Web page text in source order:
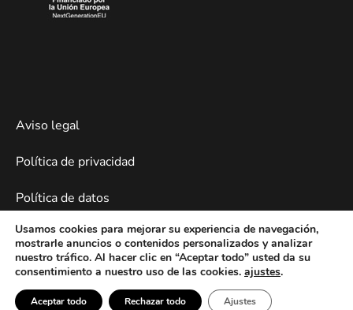
Aviso legal
Política de privacidad
Política de datos
Política de cookies/
Desarrollo web por Piensaenweb
Usamos cookies para mejorar su experiencia de navegación,
mostrarle anuncios o contenidos personalizados y analizar
nuestro tráfico. Al hacer clic en “Aceptar todo” usted da su
consentimiento a nuestro uso de las cookies. ajustes.
Aceptar todo Rechazar todo Ajustes